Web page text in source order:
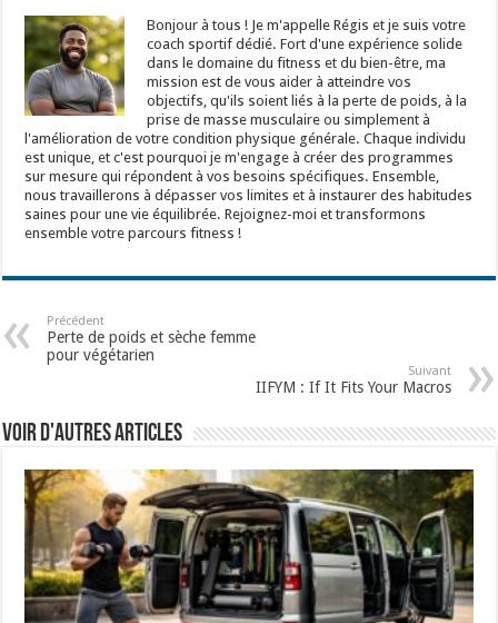
Bonjour à tous ! Je m'appelle Régis et je suis votre
coach sportif dédié. Fort d'une expérience solide
dans le domaine du fitness et du bien-être, ma
mission est de vous aider à atteindre vos
objectifs, qu'ils soient liés à la perte de poids, à la
prise de masse musculaire ou simplement à
l'amélioration de votre condition physique générale. Chaque individu
est unique, et c'est pourquoi je m'engage à créer des programmes
sur mesure qui répondent à vos besoins spécifiques. Ensemble,
nous travaillerons à dépasser vos limites et à instaurer des habitudes
saines pour une vie équilibrée. Rejoignez-moi et transformons
ensemble votre parcours fitness !
Précédent
Perte de poids et sèche femme
pour végétarien
Suivant
IIFYM : If It Fits Your Macros
Voir d'autres articles